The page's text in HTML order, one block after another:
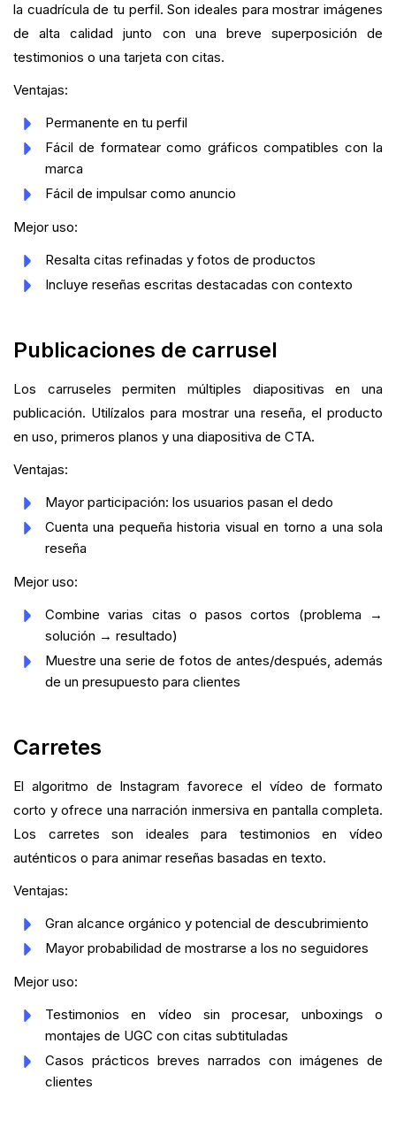
la cuadrícula de tu perfil. Son ideales para mostrar imágenes
de alta calidad junto con una breve superposición de
testimonios o una tarjeta con citas.
Ventajas:
Permanente en tu perfil
Fácil de formatear como gráficos compatibles con la
marca
Fácil de impulsar como anuncio
Mejor uso:
Resalta citas refinadas y fotos de productos
Incluye reseñas escritas destacadas con contexto
Publicaciones de carrusel
Los carruseles permiten múltiples diapositivas en una
publicación. Utilízalos para mostrar una reseña, el producto
en uso, primeros planos y una diapositiva de CTA.
Ventajas:
Mayor participación: los usuarios pasan el dedo
Cuenta una pequeña historia visual en torno a una sola
reseña
Mejor uso:
Combine varias citas o pasos cortos (problema →
solución → resultado)
Muestre una serie de fotos de antes/después, además
de un presupuesto para clientes
Carretes
El algoritmo de Instagram favorece el vídeo de formato
corto y ofrece una narración inmersiva en pantalla completa.
Los carretes son ideales para testimonios en vídeo
auténticos o para animar reseñas basadas en texto.
Ventajas:
Gran alcance orgánico y potencial de descubrimiento
Mayor probabilidad de mostrarse a los no seguidores
Mejor uso:
Testimonios en vídeo sin procesar, unboxings o
montajes de UGC con citas subtituladas
Casos prácticos breves narrados con imágenes de
clientes